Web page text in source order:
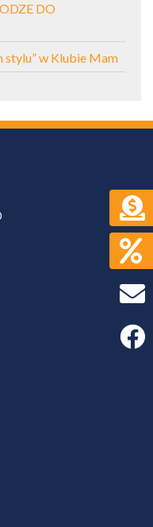
DO
stylu” w Klubie Mam